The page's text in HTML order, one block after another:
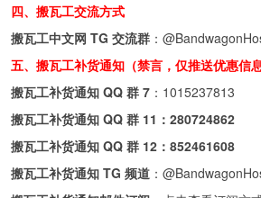
四、搬瓦工交流方式
搬瓦工中文网 TG 交流群 ：
五、搬瓦工补货通知（禁言，仅推送优惠信
搬瓦工补货通知 QQ 群 7 ： 1015237813
搬瓦工补货通知 QQ 群 11： 280724862
搬瓦工补货通知 QQ 群 12： 852461608
搬瓦工补货通知 TG 频道 ：